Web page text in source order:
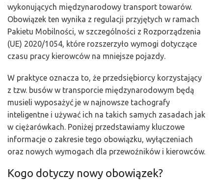
wykonujących międzynarodowy transport towarów.
Obowiązek ten wynika z regulacji przyjętych w ramach
Pakietu Mobilności, w szczególności z Rozporządzenia
(UE) 2020/1054, które rozszerzyło wymogi dotyczące
czasu pracy kierowców na mniejsze pojazdy.
W praktyce oznacza to, że przedsiębiorcy korzystający
z tzw. busów w transporcie międzynarodowym będą
musieli wyposażyć je w najnowsze tachografy
inteligentne i używać ich na takich samych zasadach jak
w ciężarówkach. Poniżej przedstawiamy kluczowe
informacje o zakresie tego obowiązku, wyłączeniach
oraz nowych wymogach dla przewoźników i kierowców.
Kogo dotyczy nowy obowiązek?